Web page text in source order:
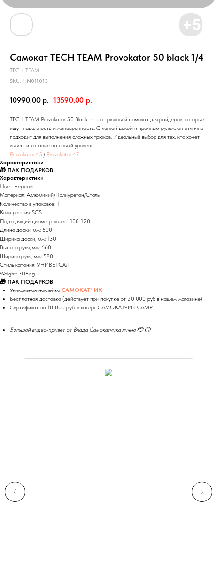
Самокат TECH TEAM Provokator 50 black 1/4
TECH TEAM
SKU: NN011013
10990,00 р. 13590,00 р.
TECH TEAM Provokator 50 Black — это трюковой самокат для райдеров, которые
ищут надежность и маневренность. С легкой декой и прочным рулем, он отлично
подходит для выполнения сложных трюков. Идеальный выбор для тех, кто хочет
вывести катание на новый уровень!
Provokator 45 / Provokator 47
Характеристики
🎁 ПАК ПОДАРКОВ
Характеристики
Цвет: Черный
Материал: Аллюминий/Полиуретан/Сталь
Количество в упаковке: 1
Компрессия: SCS
Подходящий диаметр колес: 100-120
Длина доски, мм: 500
Ширина доски, мм: 130
Высота руля, мм: 660
Ширина руля, мм: 580
Стиль катания: УНИВЕРСАЛ
Weight: 3085g
🎁 ПАК ПОДАРКОВ
Уникальная наклейка САМОКАТЧИК
Бесплатная доставка (действует при покупке от 20 000 руб в нашем магазине)
Сертификат на 10 000 руб. в лагерь САМОКАТЧИК CAMP
Большой видео-привет от Влада Самокатчика лично 🫡 😏